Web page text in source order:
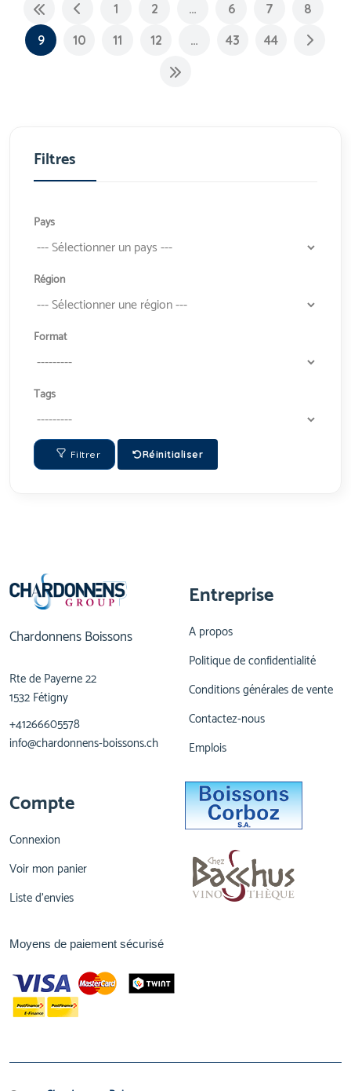
1 2 … 6 7
8
9
10 11 12 … 43 44
Filtres
Pays
Région
Format
Tags
Filtrer Réinitialiser
Chardonnens Boissons
Rte de Payerne 22
1532 Fétigny
+41266605578
info@chardonnens-boissons.ch
Entreprise
A propos
Politique de confidentialité
Conditions générales de vente
Contactez-nous
Emplois
Compte
Connexion
Voir mon panier
Liste d'envies
Moyens de paiement sécurisé